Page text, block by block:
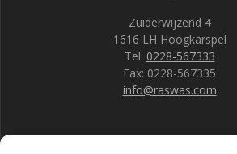
Zuiderwijzend 4
1616 LH Hoogkarspel
Tel: 0228-567333
Fax: 0228-567335
info@raswas.com
Maps